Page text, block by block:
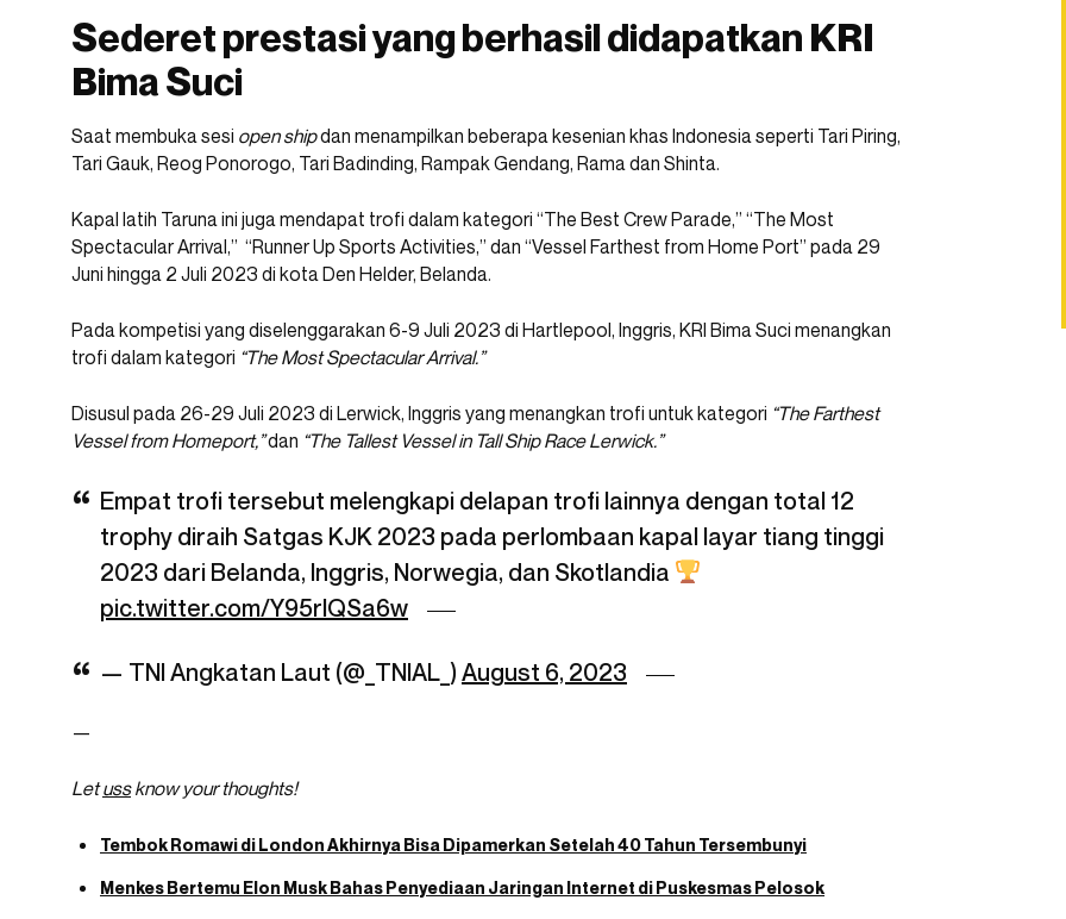
Sederet prestasi yang berhasil didapatkan KRI
Bima Suci
Saat membuka sesi open shipdan menampilkan beberapa kesenian khas Indonesia seperti Tari Piring,
Tari Gauk, Reog Ponorogo, Tari Badinding, Rampak Gendang, Rama dan Shinta.
Kapal latih Taruna ini juga mendapat trofi dalam kategori “The Best Crew Parade,” “The Most
Spectacular Arrival,” “Runner Up Sports Activities,” dan “Vessel Farthest from Home Port” pada 29
Juni hingga 2 Juli 2023 di kota Den Helder, Belanda.
Pada kompetisi yang diselenggarakan 6-9 Juli 2023 di Hartlepool, Inggris, KRI Bima Suci menangkan
trofi dalam kategori “The Most Spectacular Arrival.”
Disusul pada 26-29 Juli 2023 di Lerwick, Inggris yang menangkan trofi untuk kategori “The Farthest
Vessel from Homeport,”dan “The Tallest Vessel in Tall Ship Race Lerwick.”
Empat trofi tersebut melengkapi delapan trofi lainnya dengan total 12
trophy diraih Satgas KJK 2023 pada perlombaan kapal layar tiang tinggi
2023 dari Belanda, Inggris, Norwegia, dan Skotlandia
pic.twitter.com/Y95rIQSa6w
— TNI Angkatan Laut (@_TNIAL_) August 6, 2023
—
Letussknow your thoughts!
Tembok Romawi di London Akhirnya Bisa Dipamerkan Setelah 40 Tahun Tersembunyi
Menkes Bertemu Elon Musk Bahas Penyediaan Jaringan Internet di Puskesmas Pelosok